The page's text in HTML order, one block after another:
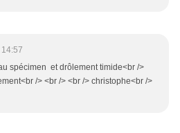
spécimen et drôlement timide<br />
/> <br /> <br /> christophe<br />